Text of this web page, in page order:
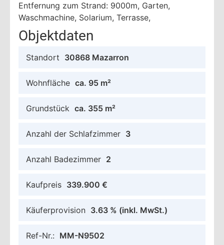
Entfernung zum Strand: 9000m, Garten,
Waschmachine, Solarium, Terrasse,
Objektdaten
Standort 30868 Mazarron
Wohnfläche ca. 95 m²
Grundstück ca. 355 m²
Anzahl der Schlafzimmer 3
Anzahl Badezimmer 2
Kaufpreis 339.900 €
Käuferprovision 3.63 % (inkl. MwSt.)
Ref-Nr.: MM-N9502